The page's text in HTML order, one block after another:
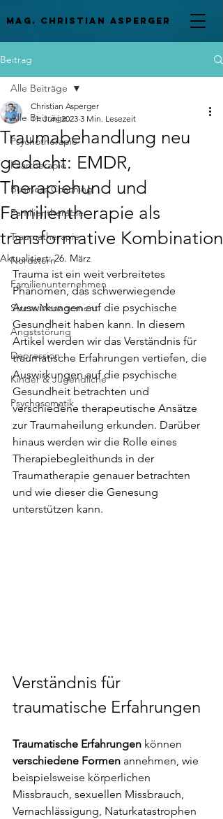
mag. Christian asperger
Beitrag
Alle Beiträge
Psychotherapie
Paartherapie
Business Coaching
Familientherapie
Traumatherapie
Nordstern
Familienunternehmen
Stress Management
Angststörung
Depression
Kinder & Jugendliche
Psychosomatik
Alle Beiträge
Traumabehandlung neu
gedacht: EMDR,
Therapiehund und
Familientherapie als
transformative Kombination
Christian Asperger
11. Juni 2023 3 Min. Lesezeit
Aktualisiert:26. März
Trauma ist ein weit verbreitetes
Phänomen, das schwerwiegende
Auswirkungen auf die psychische
Gesundheit haben kann. In diesem
Artikel werden wir das Verständnis für
traumatische Erfahrungen vertiefen, die
Auswirkungen auf die psychische
Gesundheit betrachten und
verschiedene therapeutische Ansätze
zur Traumaheilung erkunden. Darüber
hinaus werden wir die Rolle eines
Therapiebegleithunds in der
Traumatherapie genauer betrachten
und wie dieser die Genesung
unterstützen kann.
Verständnis für
traumatische Erfahrungen
Traumatische Erfahrungen können
verschiedene Formen annehmen, wie
beispielsweise körperlichen
Missbrauch, sexuellen Missbrauch,
Vernachlässigung, Naturkatastrophen